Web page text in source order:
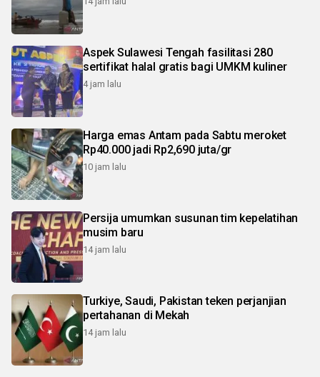
Aspek Sulawesi Tengah fasilitasi 280
sertifikat halal gratis bagi UMKM kuliner
4 jam lalu
Harga emas Antam pada Sabtu meroket
Rp40.000 jadi Rp2,690 juta/gr
10 jam lalu
Persija umumkan susunan tim kepelatihan
musim baru
14 jam lalu
Turkiye, Saudi, Pakistan teken perjanjian
pertahanan di Mekah
14 jam lalu